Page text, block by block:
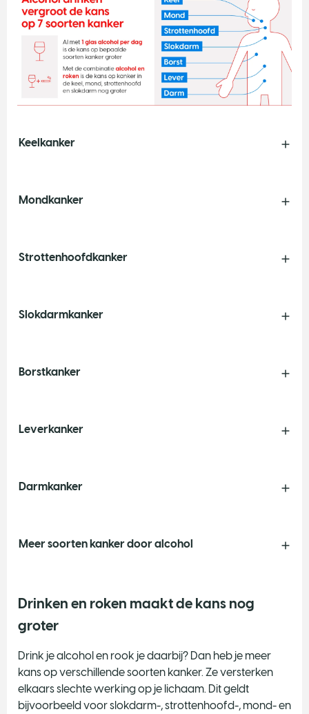
Keelkanker
Mondkanker
Strottenhoofdkanker
Slokdarmkanker
Borstkanker
Leverkanker
Darmkanker
Meer soorten kanker door alcohol
Drinken en roken maakt de kans nog
groter
Drink je alcohol en rook je daarbij? Dan heb je meer
kans op verschillende soorten kanker. Ze versterken
elkaars slechte werking op je lichaam. Dit geldt
bijvoorbeeld voor slokdarm-, strottenhoofd-, mond- en